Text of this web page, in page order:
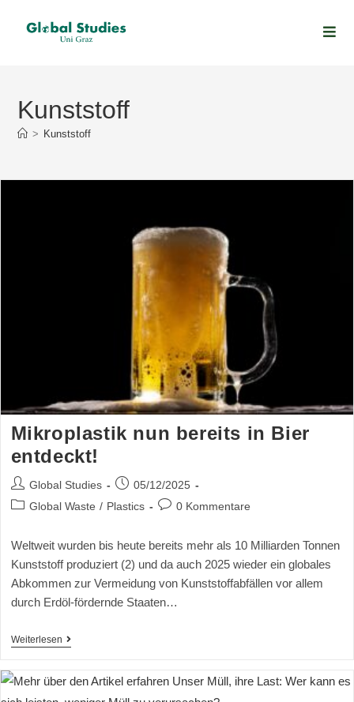
Kunststoff
> Kunststoff
Mikroplastik nun bereits in Bier
entdeckt!
Global Studies
05/12/2025
Global Waste / Plastics 0 Kommentare
Weltweit wurden bis heute bereits mehr als 10 Milliarden Tonnen
Kunststoff produziert (2) und da auch 2025 wieder ein globales
Abkommen zur Vermeidung von Kunststoffabfällen vor allem
durch Erdöl-fördernde Staaten…
Weiterlesen